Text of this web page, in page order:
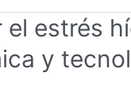
estrés
y